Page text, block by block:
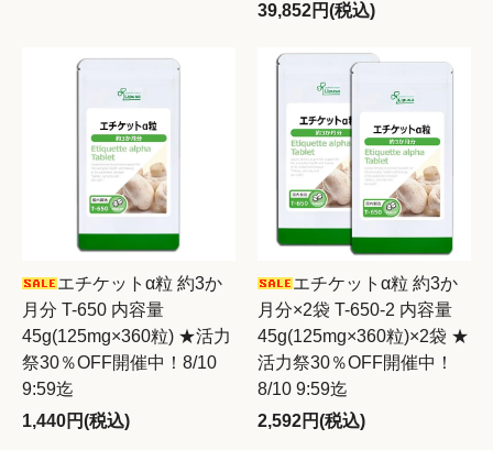
39,852円(税込)
エチケットα粒 約3か
月分 T-650 内容量
45g(125mg×360粒) ★活力
祭30％OFF開催中！8/10
9:59迄
1,440円(税込)
エチケットα粒 約3か
月分×2袋 T-650-2 内容量
45g(125mg×360粒)×2袋 ★
活力祭30％OFF開催中！
8/10 9:59迄
2,592円(税込)